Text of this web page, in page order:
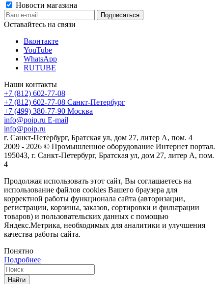
Новости магазина
Оставайтесь на связи
Вконтакте
YouTube
WhatsApp
RUTUBE
Наши контакты
+7 (812) 602-77-08
+7 (812) 602-77-08 Санкт-Петербург
+7 (499) 380-77-90 Москва
info@poip.ru E-mail
info@poip.ru
г. Санкт-Петербург, Братская ул, дом 27, литер А, пом. 4
2009 - 2026 © Промышленное оборудование Интернет портал.
195043, г. Санкт-Петербург, Братская ул, дом 27, литер А, пом.
4
Продолжая использовать этот сайт, Вы соглашаетесь на
использование файлов cookies Вашего браузера для
корректной работы функционала сайта (авторизации,
регистрации, корзины, заказов, сортировки и фильтрации
товаров) и пользовательских данных с помощью
Яндекс.Метрика, необходимых для аналитики и улучшения
качества работы сайта.
Понятно
Подробнее
Найти